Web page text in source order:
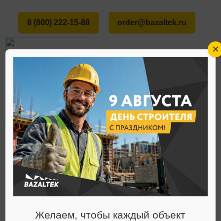
8 (800) 222-15-88 order@bazaltek.ru
ГЛАВНАЯ О НАС
СТАТЬИ
ЛЫЖИ С СЕРДЕЧНИКОМ ИЗ БАЗАЛЬТОВОГО
ВОЛОКНА
СтатьиЖелаем, чтобы каждый объект
×